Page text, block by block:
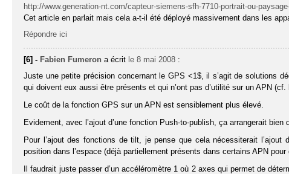
http://www.generation-nt.com/capteur-siemens-sfh-7710-portrait-ou-
Cet article en parlait mais cela a-t-il été déployé massivement dans les
Répondre ici
[6] - Fabien Fumeron a écrit le 8 mai 2008 :
Juste une petite précision concernant le GPS <1$, il s’agit de solutions
qui doivent eux aussi être présents et qui n’ont pas d’utilité sur un APN (cf.
Le coût de la fonction GPS sur un APN est sensiblement plus élevé.
Evidement, avec l’ajout d’une fonction Push-to-publish, ça arrangerait bien
Pour l’ajout des fonctions de tilt, je pense que cela nécessiterait l’ajout
position dans l’espace (déjà partiellement présents dans certains APN
Il faudrait juste passer d’un accéléromètre 1 où 2 axes qui permet de